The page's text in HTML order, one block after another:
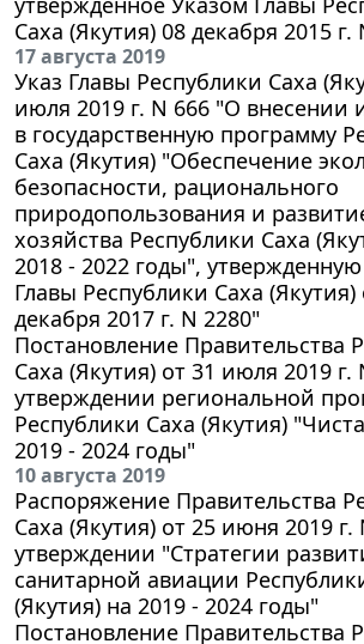
Саха (Якутия) 08 декабря 2015 г.
17 августа 2019
Указ Главы Республики Саха
июля 2019 г. N 666 "О внесении
в государственную программу
Саха (Якутия) "Обеспечение
безопасности, рационального
природопользования и
хозяйства Республики Саха
2018 - 2022 годы",
Главы Республики Саха (Якутия)
декабря 2017 г. N 2280"
Постановление Правительства
Саха (Якутия) от 31 июля 2019 г.
утверждении региональной
Республики Саха (Якутия)
2019 - 2024 годы"
10 августа 2019
Распоряжение Правительства
Саха (Якутия) от 25 июня 2019
утверждении "Стратегии
санитарной авиации
(Якутия) на 2019 - 2024 годы"
Постановление Правительства